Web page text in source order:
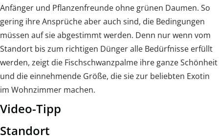
Anfänger und Pflanzenfreunde ohne grünen Daumen. So
gering ihre Ansprüche aber auch sind, die Bedingungen
müssen auf sie abgestimmt werden. Denn nur wenn vom
Standort bis zum richtigen Dünger alle Bedürfnisse erfüllt
werden, zeigt die Fischschwanzpalme ihre ganze Schönheit
und die einnehmende Größe, die sie zur beliebten Exotin
im Wohnzimmer machen.
Video-Tipp
Standort